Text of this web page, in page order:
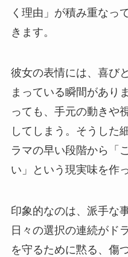
く理由」が積み重なっ
きます。
彼女の表情には、喜び
まっている瞬間があり
っても、手元の動きや
してしまう。そうした
ラマの早い段階から「
い」という現実味を作
印象的なのは、派手な
日々の選択の連続がド
を守るために黙る、傷